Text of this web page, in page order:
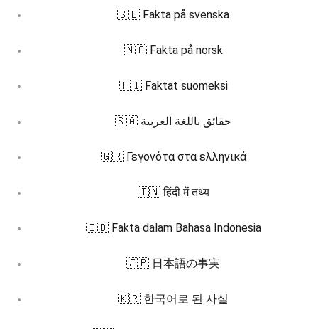
🇸🇪 Fakta på svenska
🇳🇴 Fakta på norsk
🇫🇮 Faktat suomeksi
🇸🇦 حقائق باللغة العربية
🇬🇷 Γεγονότα στα ελληνικά
🇮🇳 हिंदी में तथ्य
🇮🇩 Fakta dalam Bahasa Indonesia
🇯🇵 日本語の事実
🇰🇷 한국어로 된 사실